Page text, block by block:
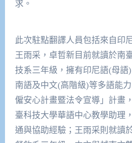
求。
此次駐點翻譯人員包括來自印
王雨采，卓哲新目前就讀於南
技系三年級，擁有印尼語(母
南語及中文(高階級)等多語能
僱安心計畫暨法令宣導」計畫
臺科技大學華語中心教學助理
通與協助經驗；王雨采則就讀